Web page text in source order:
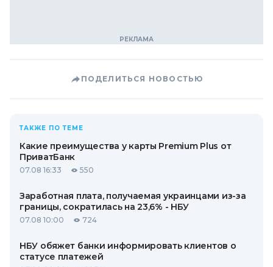
ПОДЕЛИТЬСЯ НОВОСТЬЮ
ТАКЖЕ ПО ТЕМЕ
Какие преимущества у карты Premium Plus от
ПриватБанк
07.08 16:33 550
Заработная плата, получаемая украинцами из-за
границы, сократилась на 23,6% - НБУ
07.08 10:00 724
НБУ обяжет банки информировать клиентов о
статусе платежей